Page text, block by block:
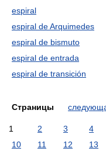
espiral
espiral de Arquimedes
espiral de bismuto
espiral de entrada
espiral de transición
Страницы
1 2 3 4
10
11 12 13